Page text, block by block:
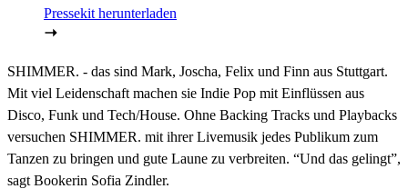
Pressekit herunterladen
SHIMMER. - das sind Mark, Joscha, Felix und Finn aus Stuttgart.
Mit viel Leidenschaft machen sie Indie Pop mit Einflüssen aus
Disco, Funk und Tech/House. Ohne Backing Tracks und Playbacks
versuchen SHIMMER. mit ihrer Livemusik jedes Publikum zum
Tanzen zu bringen und gute Laune zu verbreiten. “Und das gelingt”,
sagt Bookerin Sofia Zindler.